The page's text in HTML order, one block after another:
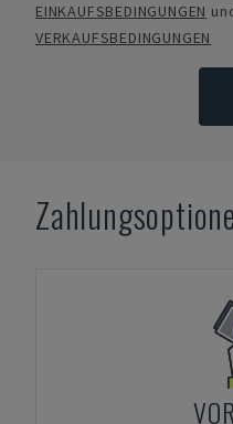
EINKAUFSBEDINGUNGEN
VERKAUFSBEDINGUNGEN